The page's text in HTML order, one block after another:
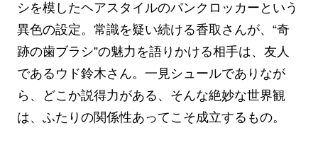
シを模したヘアスタイルのパンクロッカーという
異色の設定。常識を疑い続ける香取さんが、“奇
跡の歯ブラシ”の魅力を語りかける相手は、友人
であるウド鈴木さん。一見シュールでありなが
ら、どこか説得力がある、そんな絶妙な世界観
は、ふたりの関係性あってこそ成立するもの。